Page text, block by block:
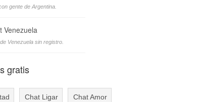
gente de Argentina.
Venezuela
Venezuela sin registro.
gratis
Chat Ligar Chat Amor